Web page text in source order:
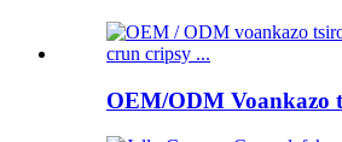
OEM/ODM Voankazo